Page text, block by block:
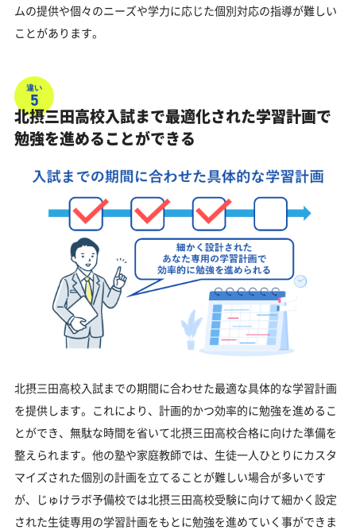
ムの提供や個々のニーズや学力に応じた個別対応の指導が難しい
ことがあります。
違い
5
北摂三田高校入試まで最適化された学習計画で
勉強を進めることができる
北摂三田高校入試までの期間に合わせた最適な具体的な学習計画
を提供します。これにより、計画的かつ効率的に勉強を進めるこ
とができ、無駄な時間を省いて北摂三田高校合格に向けた準備を
整えられます。他の塾や家庭教師では、生徒一人ひとりにカスタ
マイズされた個別の計画を立てることが難しい場合が多いです
が、じゅけラボ予備校では北摂三田高校受験に向けて細かく設定
された生徒専用の学習計画をもとに勉強を進めていく事ができま